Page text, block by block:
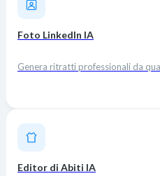
Foto LinkedIn IA
Genera ritratti professionali da
Editor di Abiti IA